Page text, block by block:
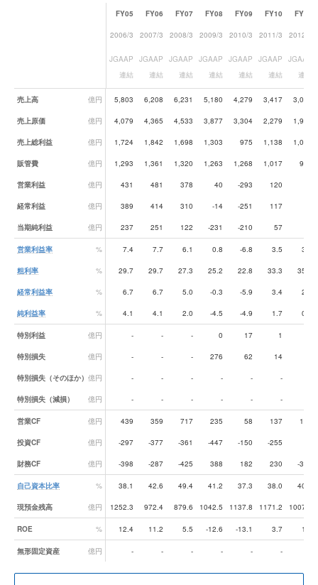
業績データ一覧
FY05 FY06 FY07 FY08 FY09 FY10 FY11
2006/3 2007/3 2008/3 2009/3 2010/3 2011/3 2012/3
JGAAP
連結
JGAAP
連結
JGAAP
連結
JGAAP
連結
JGAAP
連結
JGAAP
連結
JGAAP
連結
売上高 億円 5,803 6,208 6,231 5,180 4,279 3,417 3,017
売上原価 億円 4,079 4,365 4,533 3,877 3,304 2,279 1,956
売上総利益 億円 1,724 1,842 1,698 1,303 975 1,138 1,060
販管費 億円 1,293 1,361 1,320 1,263 1,268 1,017 970
営業利益 億円 431 481 378 40 -293 120
経常利益 億円 389 414 310 -14 -251 117
当期純利益 億円 237 251 122 -231 -210 57
営業利益率 % 7.4 7.7 6.1 0.8 -6.8 3.5 3.0
粗利率 % 29.7 29.7 27.3 25.2 22.8 33.3 35.2
経常利益率 % 6.7 6.7 5.0 -0.3 -5.9 3.4 2.3
純利益率 % 4.1 4.1 2.0 -4.5 -4.9 1.7 0.8
特別利益 億円 - - - 0 17 1
特別損失 億円 - - - 276 62 14
特別損失（そのほか） 億円 - - - - - -
特別損失（減損） 億円 - - - - - -
営業CF 億円 439 359 717 235 58 137 108
投資CF 億円 -297 -377 -361 -447 -150 -255
財務CF 億円 -398 -287 -425 388 182 230 -307
自己資本比率 % 38.1 42.6 49.4 41.2 37.3 38.0 40.8
現預金残高 億円 1252.3 972.4 879.6 1042.5 1137.8 1171.2 1007.1
ROE % 12.4 11.2 5.5 -12.6 -13.1 3.7 1.7
無形固定資産 億円 - - - - - -